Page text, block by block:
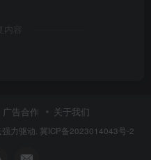
容
广告合作 关于我们
强力驱动. 冀ICP备2023014043号-2